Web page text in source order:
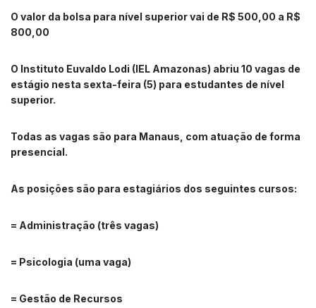
O valor da bolsa para nível superior vai de R$ 500,00 a R$
800,00
O Instituto Euvaldo Lodi (IEL Amazonas) abriu 10 vagas de
estágio nesta sexta-feira (5) para estudantes de nível
superior.
Todas as vagas são para Manaus, com atuação de forma
presencial.
As posições são para estagiários dos seguintes cursos:
= Administração (três vagas)
= Psicologia (uma vaga)
= Gestão de Recursos